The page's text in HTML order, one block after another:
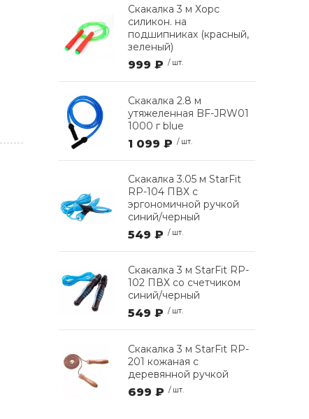
Скакалка 3 м Хорс
силикон. на
подшипниках (красный,
зеленый)
999 ₽ / шт.
Скакалка 2.8 м
утяжеленная BF-JRW01
1000 г blue
1 099 ₽ / шт.
Скакалка 3.05 м StarFit
RP-104 ПВХ с
эргономичной ручкой
синий/черный
549 ₽ / шт.
Скакалка 3 м StarFit RP-
102 ПВХ со счетчиком
синий/черный
549 ₽ / шт.
Скакалка 3 м StarFit RP-
201 кожаная с
деревянной ручкой
699 ₽ / шт.